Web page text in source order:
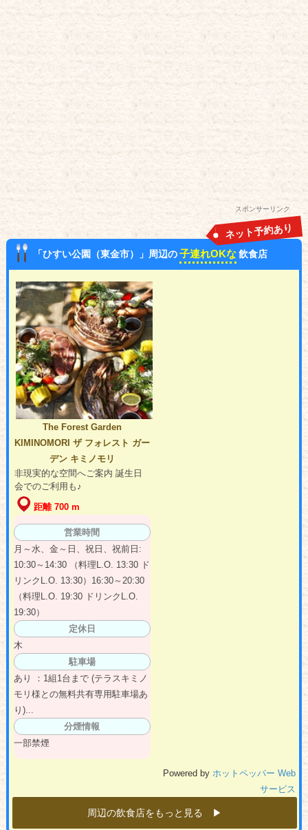
スポンサーリンク
「ひすい公園（東金市）」周辺の子連れOKな 飲食店
ネット予約あり
The Forest Garden
KIMINOMORI ザ フォレスト ガー
デン キミノモリ
非現実的な空間へご案内 誕生日
会でのご利用も♪
距離 700 m
営業時間
月～水、金～日、祝日、祝前日:
10:30～14:30 （料理L.O. 13:30 ド
リンクL.O. 13:30）16:30～20:30
（料理L.O. 19:30 ドリンクL.O.
19:30）
定休日
木
駐車場
あり ：1組1台まで (テラスキミノ
モリ様との無料共有専用駐車場あ
り)...
分煙情報
一部禁煙
Powered by ホットペッパー Web
サービス
周辺の飲食店をもっと見る ▶︎